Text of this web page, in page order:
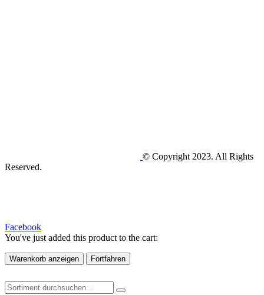
© Copyright 2023. All Rights
Reserved.
Facebook
You've just added this product to the cart:
Warenkorb anzeigen Fortfahren